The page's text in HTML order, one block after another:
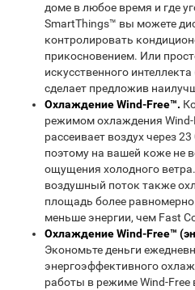
доме в любое время и где
SmartThings™ вы можете
контролировать
прикосновением. Или
искусственного
сделает предложив
Охлаждение Wind-Free™.
режимом охлаждения
рассеивает воздух через
поэтому на вашей коже не
ощущения холодного
воздушный поток также
площадь более
меньше энергии, чем Fast
Охлаждение Wind-Free™
Экономьте деньги
энергоэффективного
работы в режиме Wind-